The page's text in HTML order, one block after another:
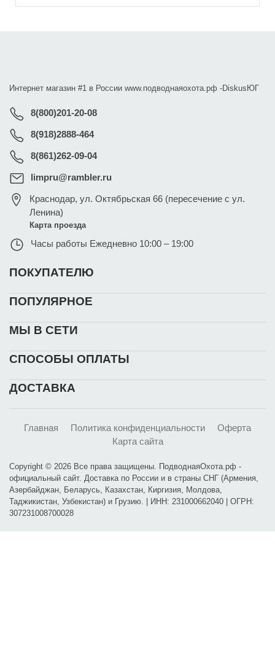
Интернет магазин #1 в России www.подводнаяохота.рф -DiskusЮГ
8(800)201-20-08
8(918)2888-464
8(861)262-09-04
limpru@rambler.ru
Краснодар,ул. Октябрьская 66 (пересечение с ул.
Ленина)
Карта проезда
Часы работы Ежедневно 10:00 – 19:00
ПОКУПАТЕЛЮ
ПОПУЛЯРНОЕ
МЫ В СЕТИ
СПОСОБЫ ОПЛАТЫ
ДОСТАВКА
Главная Политика конфиденциальности
Оферта
Карта сайта
Copyright © 2026 Все права защищены. ПодводнаяОхота.рф -
официальный сайт. Доставка по России и в страны СНГ (Армения,
Азербайджан, Беларусь, Казахстан, Киргизия, Молдова,
Таджикистан, Узбекистан) и Грузию. | ИНН: 231000662040 | ОГРН:
307231008700028